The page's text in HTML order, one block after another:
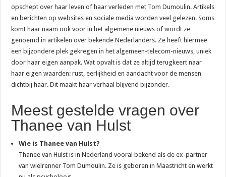
opschept over haar leven of haar verleden met Tom Dumoulin. Artikels
en berichten op websites en sociale media worden veel gelezen. Soms
komt haar naam ook voor in het algemene nieuws of wordt ze
genoemd in artikelen over bekende Nederlanders. Ze heeft hiermee
een bijzondere plek gekregen in het algemeen-telecom-nieuws, uniek
door haar eigen aanpak. Wat opvalt is dat ze altijd terugkeert naar
haar eigen waarden: rust, eerlijkheid en aandacht voor de mensen
dichtbij haar. Dit maakt haar verhaal blijvend bijzonder.
Meest gestelde vragen over
Thanee van Hulst
Wie is Thanee van Hulst?
Thanee van Hulst is in Nederland vooral bekend als de ex-partner
van wielrenner Tom Dumoulin. Ze is geboren in Maastricht en werkt